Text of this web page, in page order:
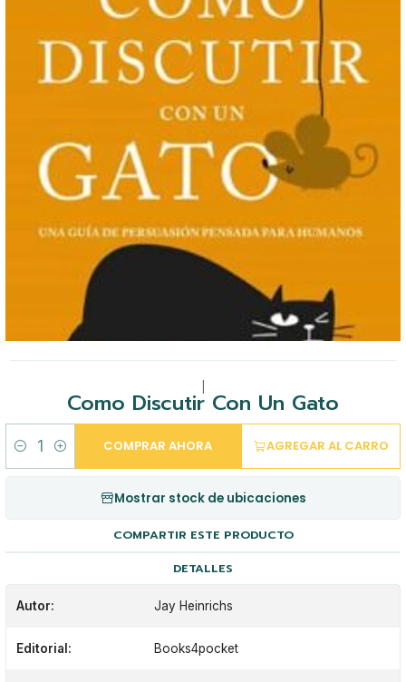
Como Discutir Con Un Gato
Cantidad
AGREGAR AL CARRO
COMPRAR AHORA
Mostrar stock de ubicaciones
COMPARTIR ESTE PRODUCTO
DETALLES
Autor: Jay Heinrichs
Editorial: Books4pocket